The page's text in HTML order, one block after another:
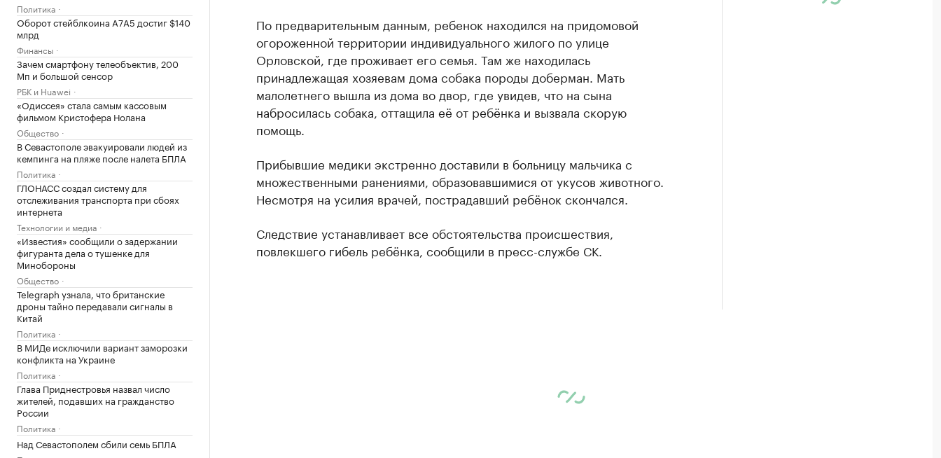
Политика
Оборот стейблкоина А7А5 достиг $140
млрд
Финансы
Зачем смартфону телеобъектив, 200
Мп и большой сенсор
РБК и Huawei
«Одиссея» стала самым кассовым
фильмом Кристофера Нолана
Общество
В Севастополе эвакуировали людей из
кемпинга на пляже после налета БПЛА
Политика
ГЛОНАСС создал систему для
отслеживания транспорта при сбоях
интернета
Технологии и медиа
«Известия» сообщили о задержании
фигуранта дела о тушенке для
Минобороны
Общество
Telegraph узнала, что британские
дроны тайно передавали сигналы в
Китай
Политика
В МИДе исключили вариант заморозки
конфликта на Украине
Политика
Глава Приднестровья назвал число
жителей, подавших на гражданство
России
Политика
Над Севастополем сбили семь БПЛА
По предварительным данным, ребенок находился на придомовой
огороженной территории индивидуального жилого по улице
Орловской, где проживает его семья. Там же находилась
принадлежащая хозяевам дома собака породы доберман. Мать
малолетнего вышла из дома во двор, где увидев, что на сына
набросилась собака, оттащила её от ребёнка и вызвала скорую
помощь.
Прибывшие медики экстренно доставили в больницу мальчика с
множественными ранениями, образовавшимися от укусов животного.
Несмотря на усилия врачей, пострадавший ребёнок скончался.
Следствие устанавливает все обстоятельства происшествия,
повлекшего гибель ребёнка, сообщили в пресс-службе СК.